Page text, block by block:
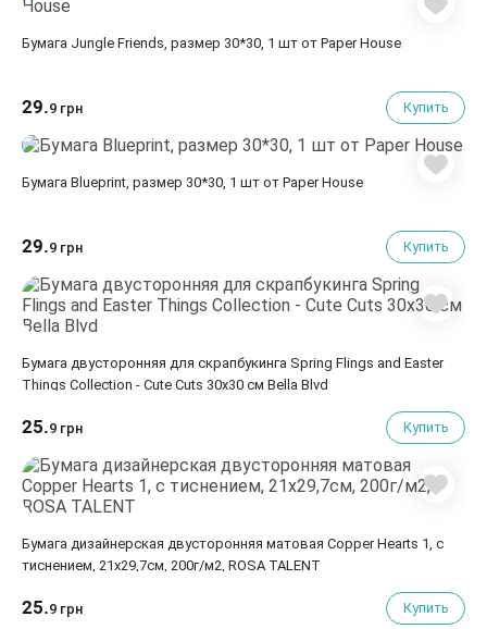
Бумага Jungle Friends, размер 30*30, 1 шт от Paper House
29.9 грн Купить
Бумага Blueprint, размер 30*30, 1 шт от Paper House
29.9 грн Купить
Бумага двусторонняя для скрапбукинга Spring Flings and Easter
Things Collection - Cute Cuts 30х30 см Bella Blvd
25.9 грн Купить
Бумага дизайнерская двусторонняя матовая Copper Hearts 1, с
тиснением, 21х29,7см, 200г/м2, ROSA TALENT
25.9 грн Купить